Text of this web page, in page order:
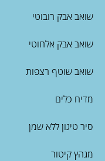
שואב אבק רובוטי
שואב אבק אלחוטי
שואב שוטף רצפות
מדיח כלים
סיר טיגון ללא שמן
מגהץ קיטור